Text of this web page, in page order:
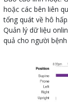
hoặc các bên liên
tổng quát về hô hấp.
Quản lý dữ liệu
quả cho người